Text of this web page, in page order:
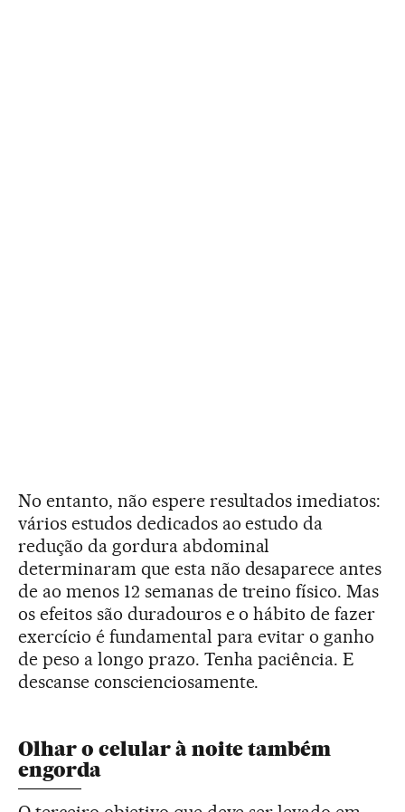
No entanto, não espere resultados imediatos:
vários estudos dedicados ao estudo da
redução da gordura abdominal
determinaram que esta não desaparece antes
de ao menos 12 semanas de treino físico. Mas
os efeitos são duradouros e o hábito de fazer
exercício é fundamental para evitar o ganho
de peso a longo prazo. Tenha paciência. E
descanse conscienciosamente.
Olhar o celular à noite também
engorda